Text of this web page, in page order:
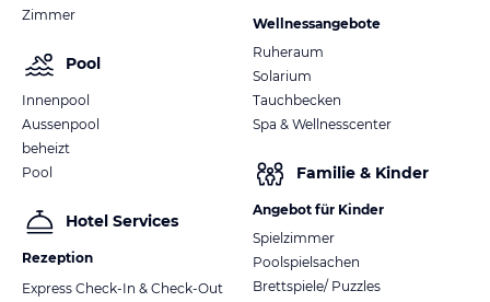
Zimmer
Pool
Innenpool
Aussenpool
beheizt
Pool
Hotel Services
Rezeption
Express Check-In & Check-Out
Wellnessangebote
Ruheraum
Solarium
Tauchbecken
Spa & Wellnesscenter
Familie & Kinder
Angebot für Kinder
Spielzimmer
Poolspielsachen
Brettspiele/ Puzzles